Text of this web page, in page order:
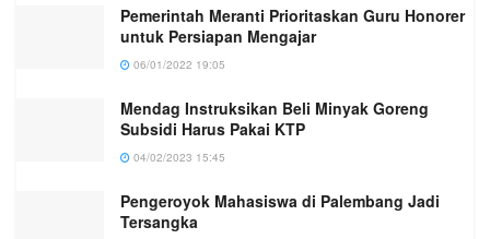
Pemerintah Meranti Prioritaskan Guru Honorer
untuk Persiapan Mengajar
06/01/2022 19:05
Mendag Instruksikan Beli Minyak Goreng
Subsidi Harus Pakai KTP
04/02/2023 15:45
Pengeroyok Mahasiswa di Palembang Jadi
Tersangka